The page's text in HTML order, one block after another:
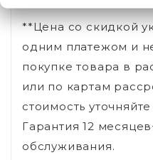
**Цена со скидкой
одним платежом и
покупке товара в
или по картам
стоимость
Гарантия 12
обслуживания.